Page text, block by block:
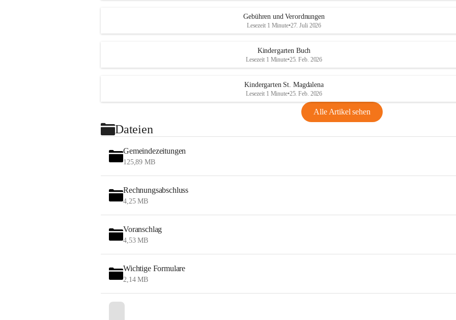
Gebühren und Verordnungen
Lesezeit 1 Minute•27. Juli 2026
Kindergarten Buch
Lesezeit 1 Minute•25. Feb. 2026
Kindergarten St. Magdalena
Lesezeit 1 Minute•25. Feb. 2026
Alle Artikel sehen
Dateien
Gemeindezeitungen
125,89 MB
Rechnungsabschluss
4,25 MB
Voranschlag
4,53 MB
Wichtige Formulare
2,14 MB